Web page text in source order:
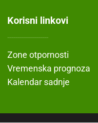
Korisni linkovi
---------------------
Zone otpornosti
Vremenska prognoza
Kalendar sadnje